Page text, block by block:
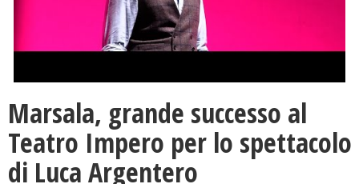
Marsala, grande successo al
Teatro Impero per lo spettacolo
di Luca Argentero